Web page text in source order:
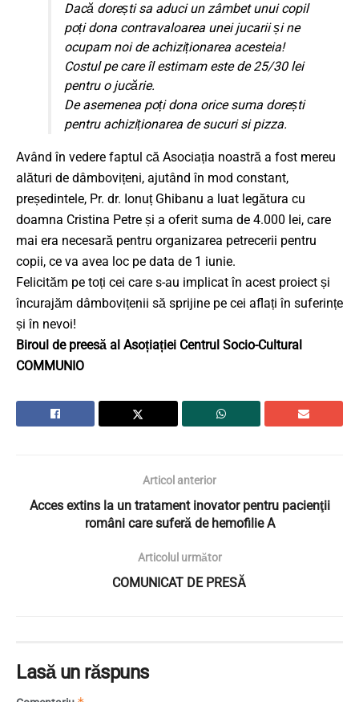
Dacă dorești sa aduci un zâmbetunui copil
poți dona contravaloarea unei jucarii și ne
ocupam noi de achiziționarea acesteia!
Costul pe care îl estimam este de 25/30 lei
pentru o jucărie.
De asemenea poți dona orice suma dorești
pentru achiziționarea de sucuri si pizza.
Având în vedere faptul că Asociația noastră a fost mereu
alături de dâmbovițeni, ajutând în mod constant,
președintele, Pr. dr. Ionuț Ghibanu a luat legătura cu
doamna Cristina Petre și a oferit suma de 4.000 lei, care
mai era necesară pentru organizarea petrecerii pentru
copii, ce va avea loc pe data de 1 iunie.
Felicităm pe toți cei care s-au implicat în acest proiect și
încurajăm dâmbovițenii să sprijine pe cei aflați în suferințe
și în nevoi!
Biroul de preesă al Asoțiației Centrul Socio-Cultural
COMMUNIO
Articol anterior
Acces extins la un tratament inovator pentru pacienţii
români care suferă de hemofilie A
Articolul următor
COMUNICAT DE PRESĂ
Lasă un răspuns